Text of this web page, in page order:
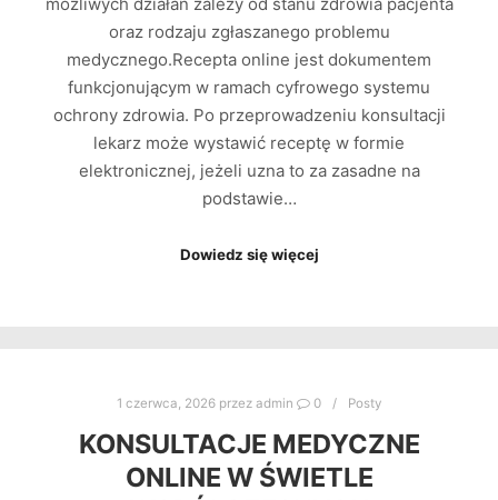
oraz rodzaju zgłaszanego problemu
medycznego.Recepta online jest dokumentem
funkcjonującym w ramach cyfrowego systemu
ochrony zdrowia. Po przeprowadzeniu konsultacji
lekarz może wystawić receptę w formie
elektronicznej, jeżeli uzna to za zasadne na
podstawie…
Dowiedz się więcej
1 czerwca, 2026 przez admin 0 Posty
KONSULTACJE MEDYCZNE
ONLINE W ŚWIETLE